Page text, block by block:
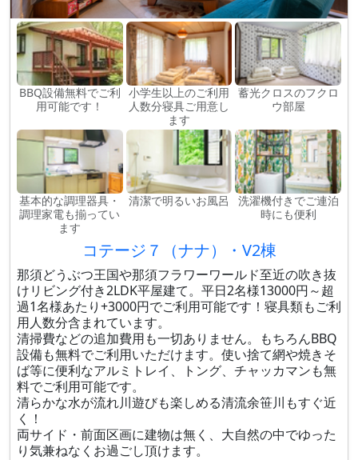
BBQ設備無料でご利
用可能です！
小学生以上のご利用
人数分寝具ご用意し
ます
蓄光クロスのフクロ
ウ部屋
基本的な調理器具・
調理家電も揃ってい
ます
清潔で明るいお風呂
洗濯機付きでご連泊
時にも便利
コテージ７（ナナ）・V2棟
那須どうぶつ王国や那須フラワーワールド至近の吹き抜
けリビング付き2LDK平屋建て。平日2名様13000円～超
過1名様あたり+3000円でご利用可能です！寝具類もご利
用人数分含まれています。
清掃費などの追加費用も一切ありません。もちろんBBQ
設備も無料でご利用いただけます。使い捨て網や焼きそ
ば等に便利なアルミトレイ、トング、チャッカマンも無
料でご利用可能です。
清らかな水が流れ川遊びも楽しめる清流余笹川もすぐ近
く！
両サイド・前面区画に建物は無く、大自然の中でゆった
り気兼ねなくお過ごし頂けます。